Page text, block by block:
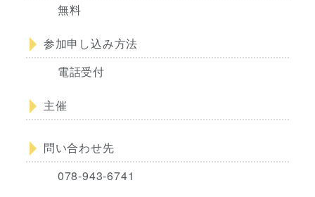
無料
参加申し込み方法
電話受付
主催
問い合わせ先
078-943-6741